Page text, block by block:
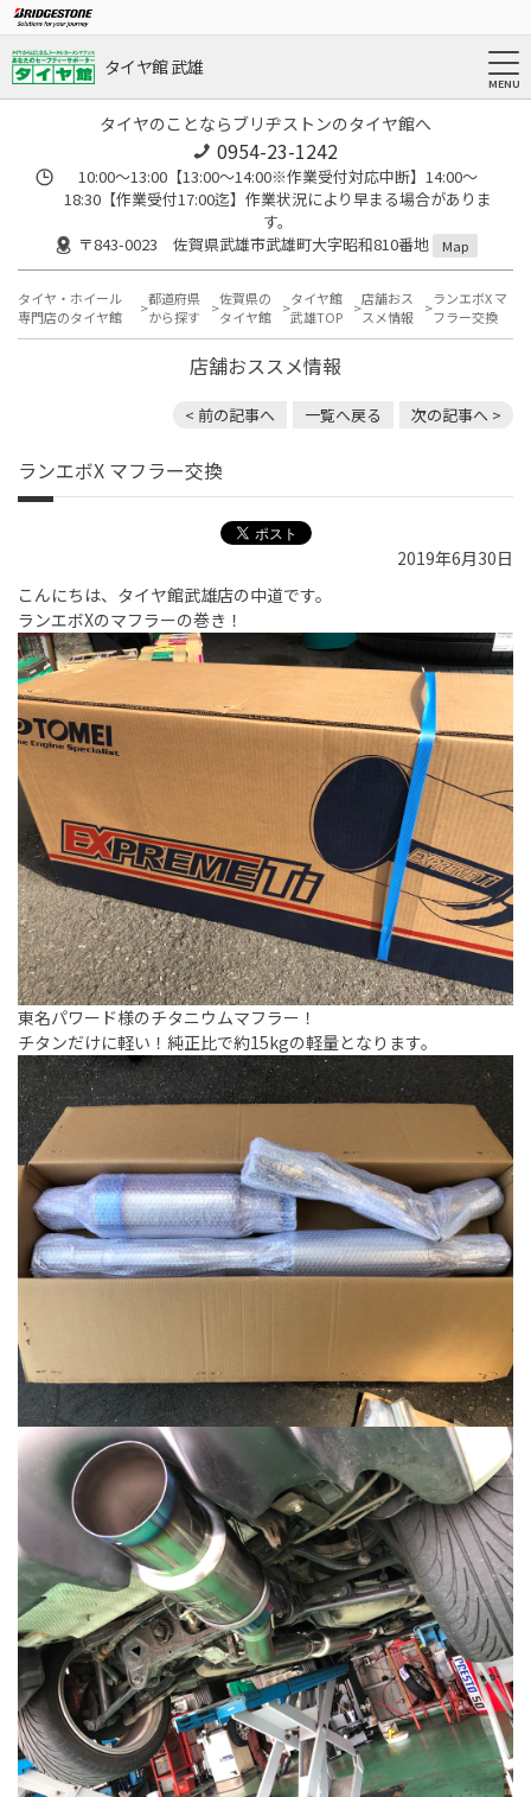
タイヤ館 武雄
タイヤのことならブリヂストンのタイヤ館へ
0954-23-1242
10:00～13:00【13:00～14:00※作業受付対応中断】14:00～
18:30【作業受付17:00迄】作業状況により早まる場合がありま
す。
〒843-0023 佐賀県武雄市武雄町大字昭和810番地
Map
タイヤ・ホイール
専門店のタイヤ館
都道府県
から探す
佐賀県の
タイヤ館
タイヤ館
武雄TOP
店舗おス
スメ情報
ランエボX マ
フラー交換
店舗おススメ情報
< 前の記事へ 一覧へ戻る 次の記事へ >
ランエボX マフラー交換
2019年6月30日
こんにちは、タイヤ館武雄店の中道です。
ランエボXのマフラーの巻き！
東名パワード様のチタニウムマフラー！
チタンだけに軽い！純正比で約15kgの軽量となります。